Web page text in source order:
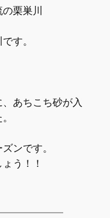
栗巣川
す。
あちこち砂が入
ンです。
う！！